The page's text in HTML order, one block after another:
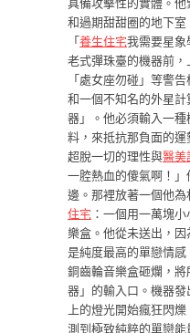
具備攻擊性的實體。
和過期甜甜圈的地下室
「養生住宅我需要星
老式彈珠臺的機器前，
「處女座勿碰」等警
和一個不知名的外星
器」。他必須輸入一
料，來抵抗那負面的
超脫一切的理性與醫美
一腔熱血的傻氣啊！
邊。那裡放著一個他
住宅 ：一個用一萬塊
樂盒。他從未送出，
是純度最高的單戀情
銅齒輪音樂盒砸爛，
器」的輸入口。機器
上的燈光開始瘋狂閃
測到極致純粹的單戀